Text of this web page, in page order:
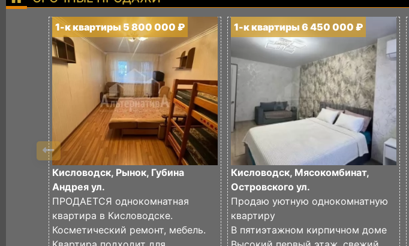
1-к квартиры 5 800 000 ₽
Кисловодск, Рынок, Губина
Андрея ул.
ПРОДАЕТСЯ однокомнатная
квартира в Кисловодске.
Косметический ремонт, мебель.
1-к квартиры 6 450 000 ₽
Кисловодск, Мясокомбинат,
Островского ул.
Продаю уютную однокомнатную
квартиру
В пятиэтажном кирпичном доме